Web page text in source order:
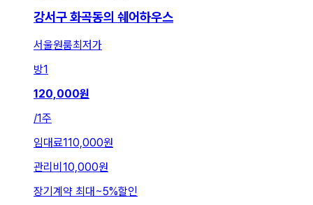
강서구 화곡동의 쉐어하우스
서울원룸최저가
방1
120,000원
/1주
임대료110,000원
관리비 10,000원
장기계약 최대~5%할인